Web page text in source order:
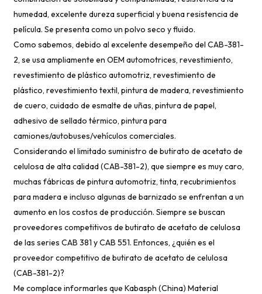
humedad, excelente dureza superficial y buena resistencia de
película. Se presenta como un polvo seco y fluido.
Como sabemos, debido al excelente desempeño del CAB-381-
2, se usa ampliamente en OEM automotrices, revestimiento,
revestimiento de plástico automotriz, revestimiento de
plástico, revestimiento textil, pintura de madera, revestimiento
de cuero, cuidado de esmalte de uñas, pintura de papel,
adhesivo de sellado térmico, pintura para
camiones/autobuses/vehículos comerciales.
Considerando el limitado suministro de butirato de acetato de
celulosa de alta calidad (CAB-381-2), que siempre es muy caro,
muchas fábricas de pintura automotriz, tinta, recubrimientos
para madera e incluso algunas de barnizado se enfrentan a un
aumento en los costos de producción. Siempre se buscan
proveedores competitivos de butirato de acetato de celulosa
de las series CAB 381 y CAB 551. Entonces, ¿quién es el
proveedor competitivo de butirato de acetato de celulosa
(CAB-381-2)?
Me complace informarles que Kabasph (China) Material